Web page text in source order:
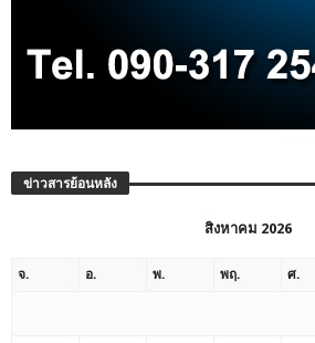
ข่าวสารย้อนหลัง
สิงหาคม 2026
จ. อ. พ. พฤ. ศ.